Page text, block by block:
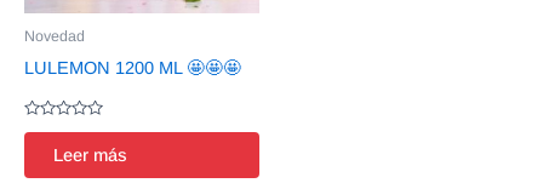
Novedad
LULEMON 1200 ML 🤩🤩🤩
Valorado
de
Leer más